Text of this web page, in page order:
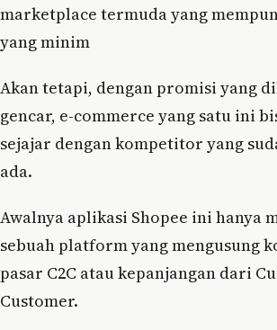
marketplace termuda yang
yang minim
Akan tetapi, dengan promisi yang
gencar, e-commerce yang satu ini
sejajar dengan kompetitor yang
ada.
Awalnya aplikasi Shopee ini hanya
sebuah platform yang mengusung
pasar C2C atau kepanjangan dari
Customer.